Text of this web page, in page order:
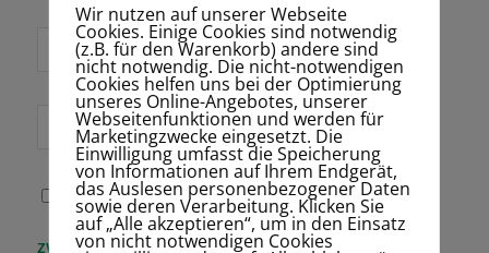
E-Mail-Adresse
*
Website
Name, E-Mail-
Adresse und
Website in
Bitte gib eine
zwölf − 2 =
Wir nutzen auf unserer Webseite
Cookies. Einige Cookies sind notwendig
(z.B. für den Warenkorb) andere sind
nicht notwendig. Die nicht-notwendigen
Cookies helfen uns bei der Optimierung
unseres Online-Angebotes, unserer
Webseitenfunktionen und werden für
Marketingzwecke eingesetzt. Die
Einwilligung umfasst die Speicherung
von Informationen auf Ihrem Endgerät,
das Auslesen personenbezogener Daten
sowie deren Verarbeitung. Klicken Sie
auf „Alle akzeptieren“, um in den Einsatz
von nicht notwendigen Cookies